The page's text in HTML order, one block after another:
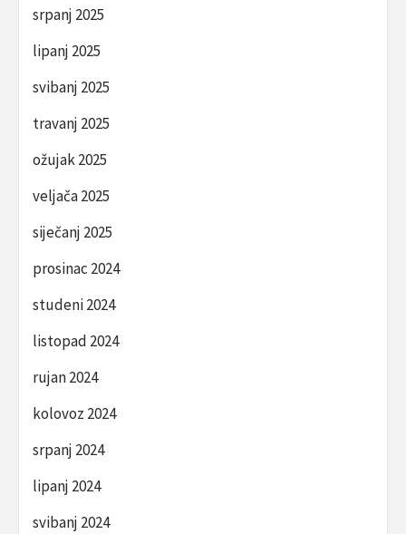
srpanj 2025
lipanj 2025
svibanj 2025
travanj 2025
ožujak 2025
veljača 2025
siječanj 2025
prosinac 2024
studeni 2024
listopad 2024
rujan 2024
kolovoz 2024
srpanj 2024
lipanj 2024
svibanj 2024